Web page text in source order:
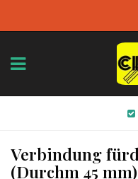
Verbindung
(Durchm 45